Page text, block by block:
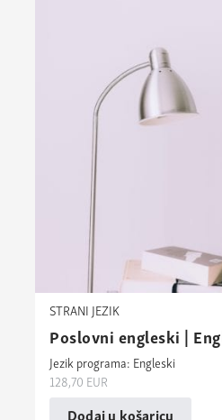
STRANI JEZIK
Poslovni engleski |
Jezik programa: Engleski
128,70 EUR
Dodaj u košaricu